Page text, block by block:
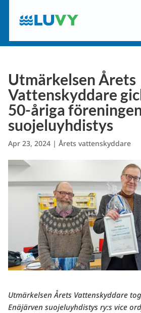
Utmärkelsen Årets
Vattenskyddare
50-åriga
suojeluyhdistys
Apr 23, 2024| Årets vattenskyddare
Utmärkelsen Årets Vattenskyddare
Enäjärven suojeluyhdistys ry:s vice